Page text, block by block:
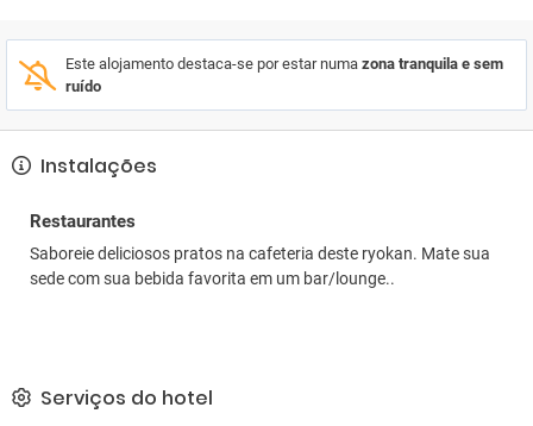
Este alojamento destaca-se por estar numa zona tranquila e sem
ruído
Instalações
Restaurantes
Saboreie deliciosos pratos na cafeteria deste ryokan. Mate sua
sede com sua bebida favorita em um bar/lounge..
Serviços do hotel